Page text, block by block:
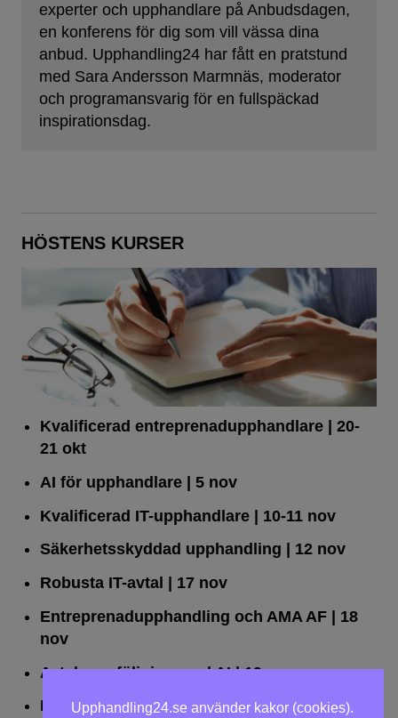
experter och upphandlare på Anbudsdagen,
en konferens för dig som vill vässa dina
anbud. Upphandling24 har fått en pratstund
med Sara Andersson Marmnäs, moderator
och programansvarig för en fullspäckad
inspirationsdag.
HÖSTENS KURSER
Kvalificerad entreprenad­upphandlare | 20-
21 okt
AI för upphandlare| 5 nov
Kvalificerad IT-upphandlare| 10-11 nov
Säkerhetsskyddad upphandling | 12 nov
Robusta IT-avtal
| 17 nov
Entreprenadupphandling och AMA AF| 18
nov
Avtalsuppföljning med AI| 19 nov
Leda upphandlingar effektivt| 25 nov
Upphandling24.se använder kakor (cookies).